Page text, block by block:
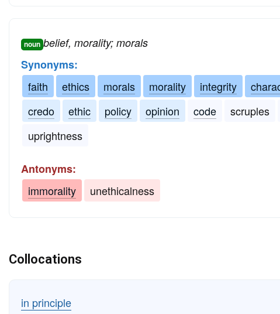
noun belief, morality; morals
Synonyms:
faith
ethics morals morality integrity
credo
ethic policy opinion code scruples
uprightness
Antonyms:
immorality
unethicalness
Collocations
in principle